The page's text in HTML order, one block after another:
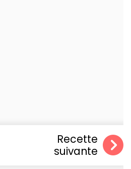
Recette
suivante